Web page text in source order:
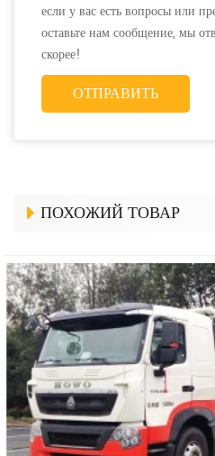
если у вас есть вопросы или
оставьте нам сообщение, мы
скорее!
ПОХОЖИЙ ТОВАР